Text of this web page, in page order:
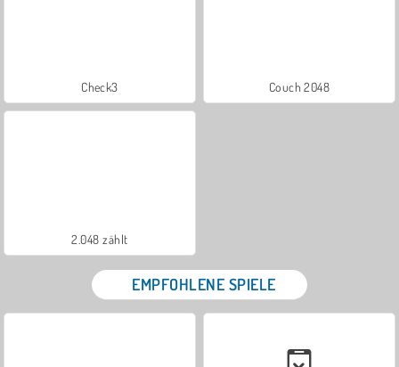
Check3 Couch 2048
2.048 zählt
EMPFOHLENE SPIELE